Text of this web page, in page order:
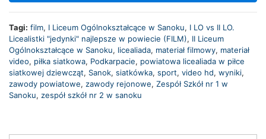
Tagi: film, I Liceum Ogólnokształcące w Sanoku, I LO vs II LO.
Licealistki "jedynki" najlepsze w powiecie (FILM), II Liceum
Ogólnokształcące w Sanoku, licealiada, materiał filmowy, materiał
video, piłka siatkowa, Podkarpacie, powiatowa licealiada w piłce
siatkowej dziewcząt, Sanok, siatkówka, sport, video hd, wyniki,
zawody powiatowe, zawody rejonowe, Zespół Szkół nr 1 w
Sanoku, zespół szkół nr 2 w sanoku